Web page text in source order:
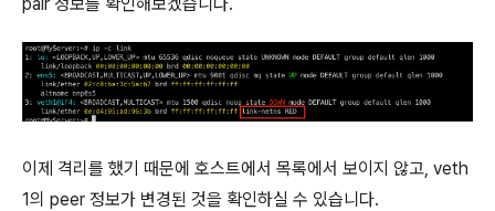
이제 격리를 했기 때문에 호스트에서 목록에서 보이지 않고, veth
1의 peer 정보가 변경된 것을 확인하실 수 있습니다.